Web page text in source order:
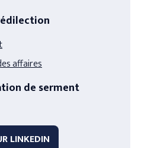
affaires
de serment
LINKEDIN